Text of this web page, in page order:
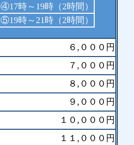
④17時～19時（2時間）
⑤19時～21時（2時間）
６,０００円
７,０００円
８,０００円
９,０００円
１０,０００円
１１,０００円